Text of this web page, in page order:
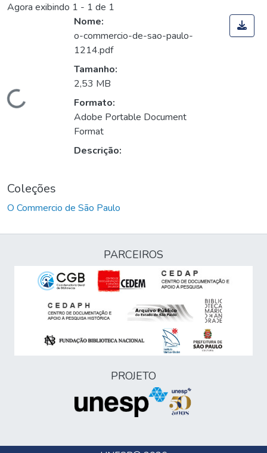
Agora exibindo 1 - 1 de 1
Carregando...
Nome:
o-commercio-de-sao-paulo-
1214.pdf
Tamanho:
2,53 MB
Formato:
Adobe Portable Document
Format
Descrição:
Coleções
O Commercio de São Paulo
PARCEIROS
PROJETO